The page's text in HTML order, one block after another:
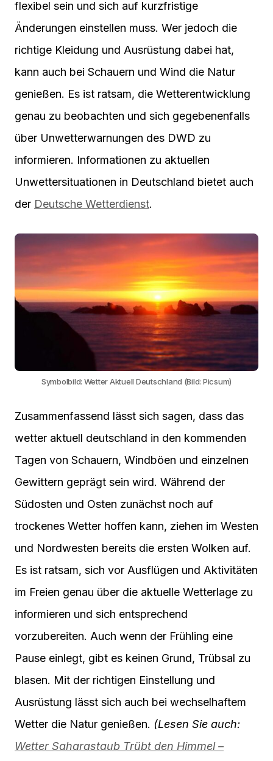
flexibel sein und sich auf kurzfristige
Änderungen einstellen muss. Wer jedoch die
richtige Kleidung und Ausrüstung dabei hat,
kann auch bei Schauern und Wind die Natur
genießen. Es ist ratsam, die Wetterentwicklung
genau zu beobachten und sich gegebenenfalls
über Unwetterwarnungen des DWD zu
informieren. Informationen zu aktuellen
Unwettersituationen in Deutschland bietet auch
der Deutsche Wetterdienst.
Symbolbild: Wetter Aktuell Deutschland (Bild: Picsum)
Zusammenfassend lässt sich sagen, dass das
wetter aktuell deutschland in den kommenden
Tagen von Schauern, Windböen und einzelnen
Gewittern geprägt sein wird. Während der
Südosten und Osten zunächst noch auf
trockenes Wetter hoffen kann, ziehen im Westen
und Nordwesten bereits die ersten Wolken auf.
Es ist ratsam, sich vor Ausflügen und Aktivitäten
im Freien genau über die aktuelle Wetterlage zu
informieren und sich entsprechend
vorzubereiten. Auch wenn der Frühling eine
Pause einlegt, gibt es keinen Grund, Trübsal zu
blasen. Mit der richtigen Einstellung und
Ausrüstung lässt sich auch bei wechselhaftem
Wetter die Natur genießen. (Lesen Sie auch:
Wetter Saharastaub Trübt den Himmel –